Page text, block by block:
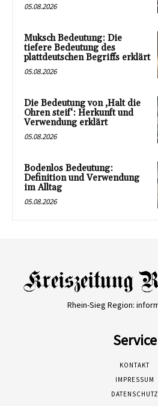
05.08.2026
Muksch Bedeutung: Die
tiefere Bedeutung des
plattdeutschen Begriffs erklärt
05.08.2026
Die Bedeutung von ‚Halt die
Ohren steif‘: Herkunft und
Verwendung erklärt
05.08.2026
Bodenlos Bedeutung:
Definition und Verwendung
im Alltag
05.08.2026
Rhein-Sieg Region:
Service
KONTAKT
IMPRESSUM
DATENSCHUTZ